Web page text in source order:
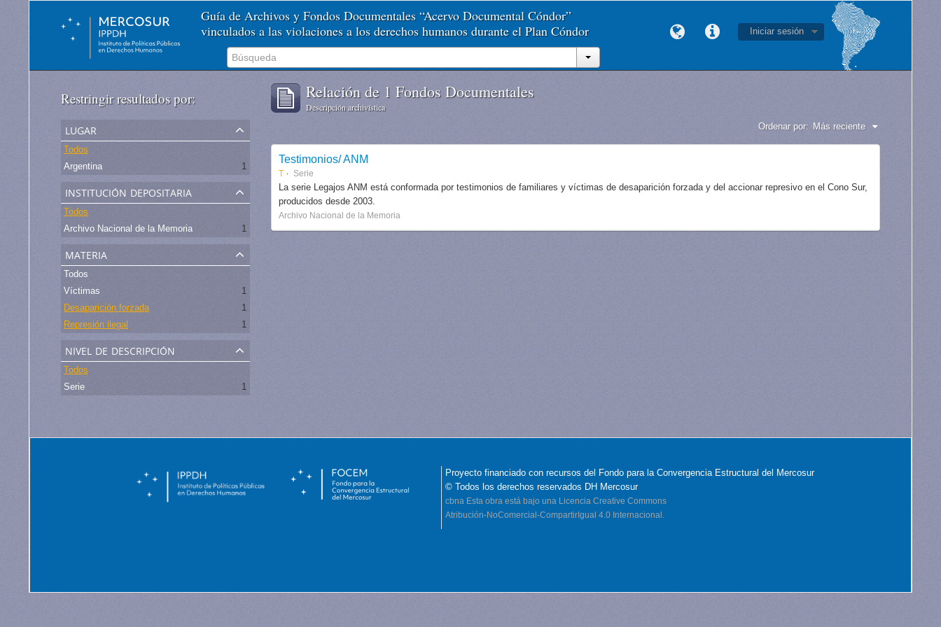
Guía de Archivos y Fondos Documentales “Acervo Documental Cóndor”
vinculados a las violaciones a los derechos humanos durante el Plan Cóndor
Iniciar sesión
Restringir resultados por:
lugar
Todos
Argentina
1
institución depositaria
Todos
Archivo Nacional de la Memoria
1
materia
Todos
Víctimas
1
Desaparición forzada
1
Represión ilegal
1
nivel de descripción
Todos
Serie
1
Relación de 1 Fondos Documentales
Descripción archivística
Ordenar por: Más reciente
Testimonios/ ANM
T Serie
La serie Legajos ANM está conformada por testimonios de familiares y víctimas de desaparición forzada y del accionar represivo en el Cono Sur,
producidos desde 2003.
Archivo Nacional de la Memoria
Proyecto financiado con recursos del Fondo para la Convergencia Estructural del Mercosur
© Todos los derechos reservados DH Mercosur
cbna Esta obra está bajo una Licencia Creative Commons
Atribución-NoComercial-CompartirIgual 4.0 Internacional.